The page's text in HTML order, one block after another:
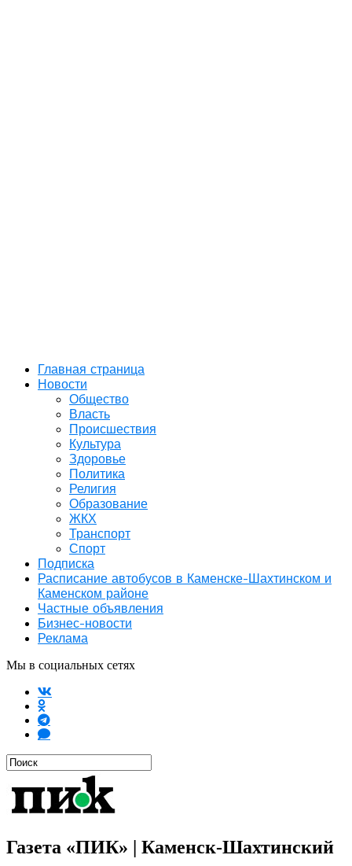
Главная страница
Новости
Общество
Власть
Происшествия
Культура
Здоровье
Политика
Религия
Образование
ЖКХ
Транспорт
Спорт
Подписка
Расписание автобусов в Каменске-Шахтинском и
Каменском районе
Частные объявления
Бизнес-новости
Реклама
Мы в социальных сетях
Газета «ПИК» | Каменск-Шахтинский